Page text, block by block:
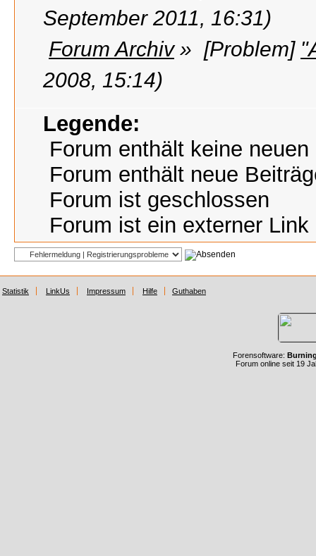
September 2011, 16:31)
Forum Archiv» [Problem]
2008, 15:14)
Legende:
Forum enthält keine neuen
Forum enthält neue
Forum ist geschlossen
Forum ist ein externer Link
Statistik LinkUs Impressum Hilfe Guthaben
Forensoftware:
Forum online seit 19